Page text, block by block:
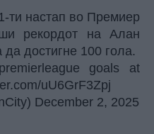
ти настап во Премиер
рекордот на Алан
достигне 100 гола.
goals at
uU6GrF3Zpj
December 2, 2025